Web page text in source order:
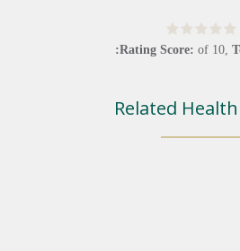
Rating Score: of 10,
Related